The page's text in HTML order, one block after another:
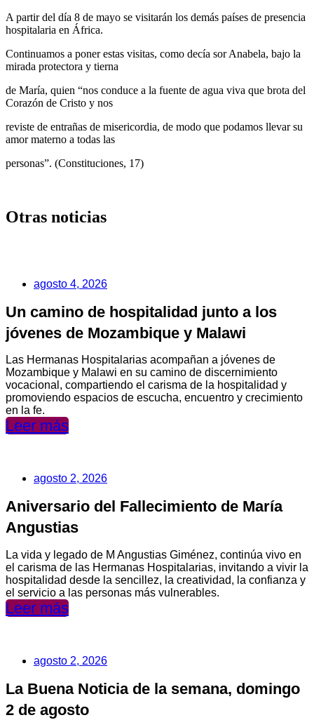
A partir del día 8 de mayo se visitarán los demás países de presencia
hospitalaria en África.
Continuamos a poner estas visitas, como decía sor Anabela, bajo la
mirada protectora y tierna
de María, quien “nos conduce a la fuente de agua viva que brota del
Corazón de Cristo y nos
reviste de entrañas de misericordia, de modo que podamos llevar su
amor materno a todas las
personas”. (Constituciones, 17)
Otras noticias
agosto 4, 2026
Un camino de hospitalidad junto a los
jóvenes de Mozambique y Malawi
Las Hermanas Hospitalarias acompañan a jóvenes de
Mozambique y Malawi en su camino de discernimiento
vocacional, compartiendo el carisma de la hospitalidad y
promoviendo espacios de escucha, encuentro y crecimiento
en la fe.
Leer más
agosto 2, 2026
Aniversario del Fallecimiento de María
Angustias
La vida y legado de M Angustias Giménez, continúa vivo en
el carisma de las Hermanas Hospitalarias, invitando a vivir la
hospitalidad desde la sencillez, la creatividad, la confianza y
el servicio a las personas más vulnerables.
Leer más
agosto 2, 2026
La Buena Noticia de la semana, domingo
2 de agosto